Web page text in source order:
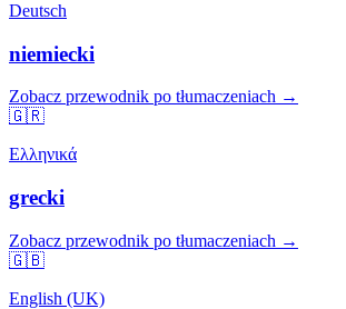
Deutsch
niemiecki
Zobacz przewodnik po tłumaczeniach →
🇬🇷
Ελληνικά
grecki
Zobacz przewodnik po tłumaczeniach →
🇬🇧
English (UK)